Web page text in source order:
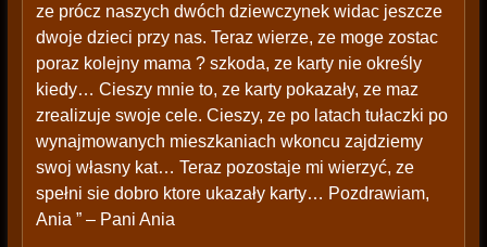
ze prócz naszych dwóch dziewczynek widac jeszcze
dwoje dzieci przy nas. Teraz wierze, ze moge zostac
poraz kolejny mama ? szkoda, ze karty nie określy
kiedy… Cieszy mnie to, ze karty pokazały, ze maz
zrealizuje swoje cele. Cieszy, ze po latach tułaczki po
wynajmowanych mieszkaniach wkoncu zajdziemy
swoj własny kat… Teraz pozostaje mi wierzyć, ze
spełni sie dobro ktore ukazały karty… Pozdrawiam,
Ania ” – Pani Ania